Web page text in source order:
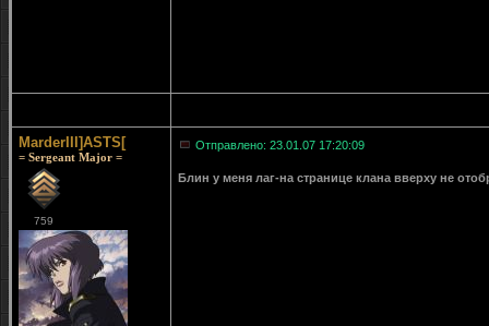
MarderIII]ASTS[
= Sergeant Major =
759
Отправлено: 23.01.07 17:20:09
Блин у меня лаг-на странице клана вверху не